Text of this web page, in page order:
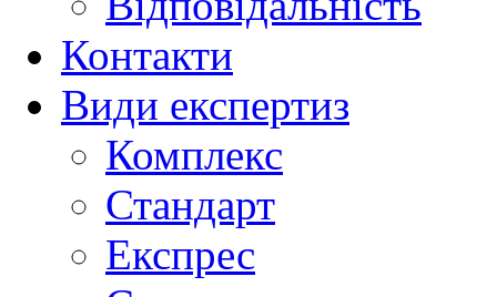
Контакти
Види експертиз
Комплекс
Стандарт
Експрес